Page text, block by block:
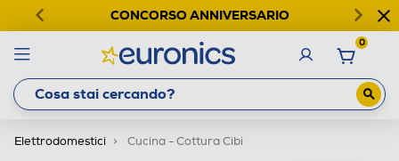
CONCORSO ANNIVERSARIO
0
Elettrodomestici Cucina - Cottura Cibi